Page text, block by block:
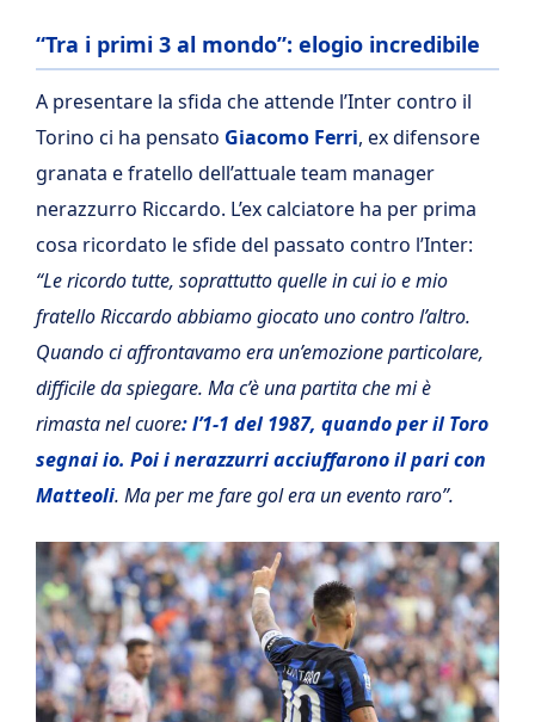
“Tra i primi 3 al mondo”: elogio incredibile
A presentare la sfida che attende l’Inter contro il
Torino ci ha pensato Giacomo Ferri, ex difensore
granata e fratello dell’attuale team manager
nerazzurro Riccardo. L’ex calciatore ha per prima
cosa ricordato le sfide del passato contro l’Inter:
“Le ricordo tutte, soprattutto quelle in cui io e mio
fratello Riccardo abbiamo giocato uno contro l’altro.
Quando ci affrontavamo era un’emozione particolare,
difficile da spiegare. Ma c’è una partita che mi è
rimasta nel cuore: l’1-1 del 1987, quando per il Toro
segnai io. Poi i nerazzurri acciuffarono il pari con
Matteoli. Ma per me fare gol era un evento raro”.